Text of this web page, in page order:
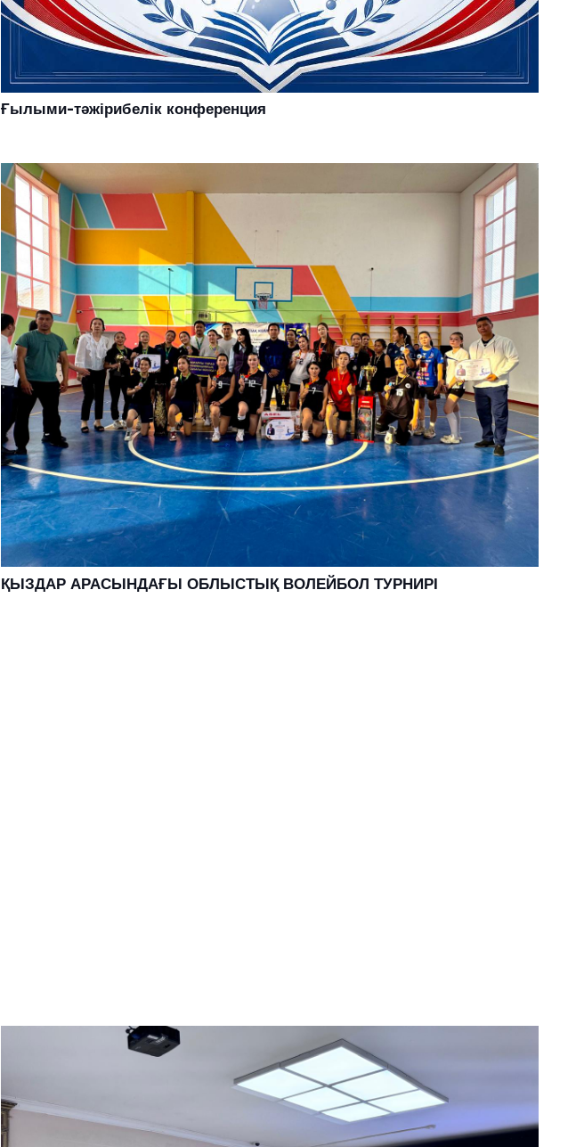
Ғылыми-тәжірибелік конференция
ҚЫЗДАР АРАСЫНДАҒЫ ОБЛЫСТЫҚ ВОЛЕЙБОЛ ТУРНИРІ